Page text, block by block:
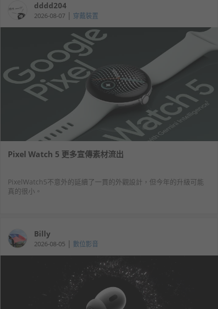
dddd204
2026-08-07 | 穿戴裝置
Pixel Watch 5 更多宣傳素材流出
PixelWatch5不意外的延續了一貫的外觀設計，但今年的升級可能
真的很小。
Billy
2026-08-05 | 數位影音